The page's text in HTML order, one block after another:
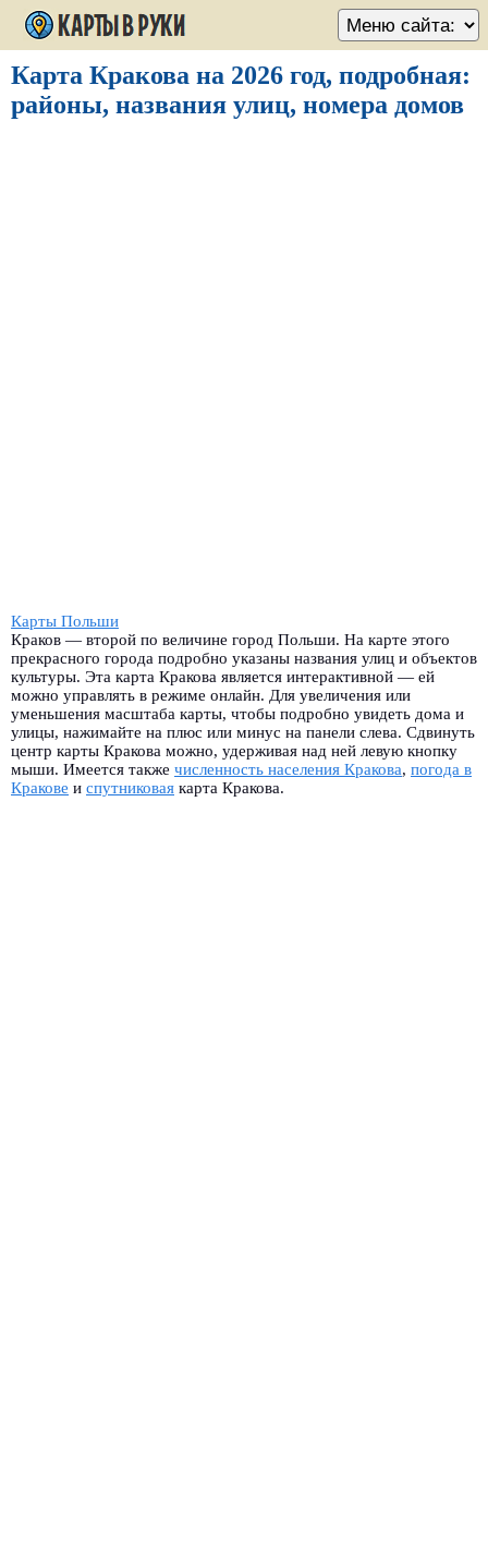
Карта Кракова на 2026 год, подробная:
районы, названия улиц, номера домов
Карты Польши
Краков — второй по величине город Польши. На карте этого
прекрасного города подробно указаны названия улиц и объектов
культуры. Эта карта Кракова является интерактивной — ей
можно управлять в режиме онлайн. Для увеличения или
уменьшения масштаба карты, чтобы подробно увидеть дома и
улицы, нажимайте на плюс или минус на панели слева. Сдвинуть
центр карты Кракова можно, удерживая над ней левую кнопку
мыши. Имеется также численность населения Кракова, погода в
Кракове и спутниковая карта Кракова.